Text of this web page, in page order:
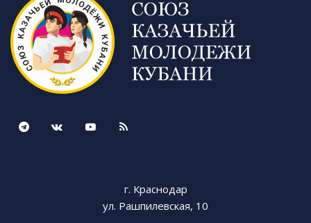
г. Краснодар
ул. Рашпилевская, 10